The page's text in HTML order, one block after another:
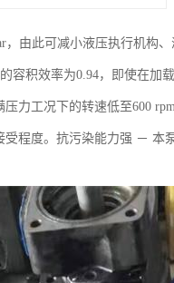
，由此可减小液压执行机构
容积效率为0.94，即使在
力工况下的转速低至600
程度。抗污染能力强 －